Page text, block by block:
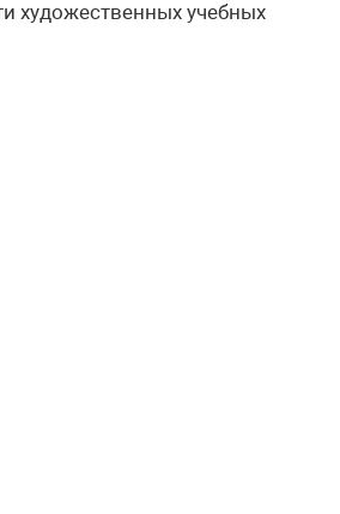
художественных учебных